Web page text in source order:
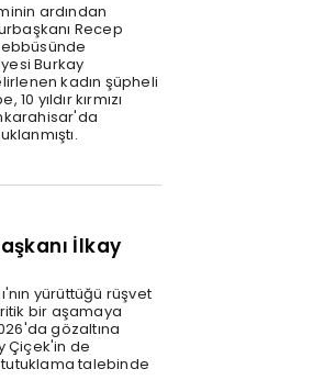
ardından
Recep
Burkay
kadın şüpheli
yıldır kırmızı
İlkay
yürüttüğü rüşvet
bir aşamaya
gözaltına
Çiçek'in de
tutuklama talebinde